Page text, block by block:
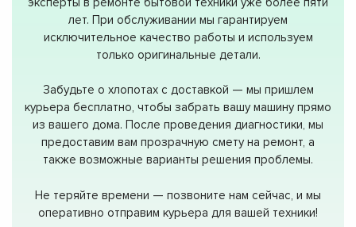
лет. При обслуживании мы гарантируем
исключительное качество работы и используем
только оригинальные детали.
Забудьте о хлопотах с доставкой — мы пришлем
курьера бесплатно, чтобы забрать вашу машину прямо
из вашего дома. После проведения диагностики, мы
предоставим вам прозрачную смету на ремонт, а
также возможные варианты решения проблемы.
Не теряйте времени — позвоните нам сейчас, и мы
оперативно отправим курьера для вашей техники!